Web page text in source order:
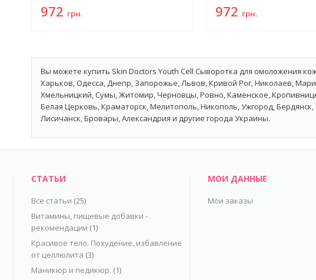
972 грн. 972 грн.
Вы можете купить Skin Doctors Youth Cell Сыворотка для омоложения
Харьков, Одесса, Днепр, Запорожье, Львов, Кривой Рог, Николаев,
Хмельницкий, Сумы, Житомир, Черновцы, Ровно, Каменское,
Белая Церковь, Краматорск, Мелитополь, Никополь, Ужгород,
Лисичанск, Бровары, Александрия и другие города Украины.
СТАТЬИ
Все статьи (25)
Витамины, пищевые добавки -
рекомендации (1)
Красивое тело. Похудение, избавление
от целлюлита (3)
Маникюр и педикюр. (1)
МОИ ДАННЫЕ
Мои заказы